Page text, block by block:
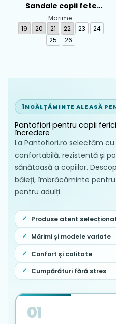
Sandale copii fete
calapod lat din textil
Biomecanics, Roz -
262193-A103
Marime:
19
20 21 22 23
24
25
26
ÎNCĂLȚĂMINTE ALEASĂ
Pantofiori pentru copii
încredere
La Pantofiori.ro selectăm
confortabilă, rezistentă și
sănătoasă a copiilor.
băieți, îmbrăcăminte
pentru adulți.
Produse atent
Mărimi și modele variate
Confort și calitate
Cumpărături fără stres
01